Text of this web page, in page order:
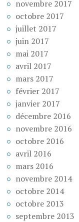
novembre 2017
octobre 2017
juillet 2017
juin 2017
mai 2017
avril 2017
mars 2017
février 2017
janvier 2017
décembre 2016
novembre 2016
octobre 2016
avril 2016
mars 2016
novembre 2014
octobre 2014
octobre 2013
septembre 2013